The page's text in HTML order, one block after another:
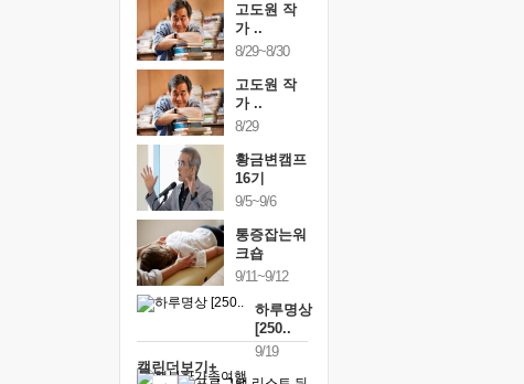
고도원 작
가 ..
8/29~8/30
고도원 작
가 ..
8/29
황금변캠프
16기
9/5~9/6
통증잡는워
크숍
9/11~9/12
하루명상
[250..
9/19
캘린더보기+